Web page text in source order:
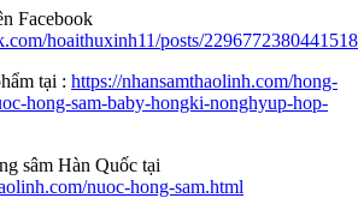
Facebook
hoaithuxinh11/posts/2296772380441518
tại : https://nhansamthaolinh.com/hong-
hong-sam-baby-hongki-nonghyup-hop-
sâm Hàn Quốc tại
nuoc-hong-sam.html